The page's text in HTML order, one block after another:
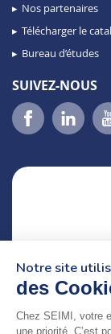
Nos partenaires
Télécharger le
Bureau d’études
SUIVEZ-NOUS
Notre site
des
Chez SEIMI, votre
une priorité. C’est